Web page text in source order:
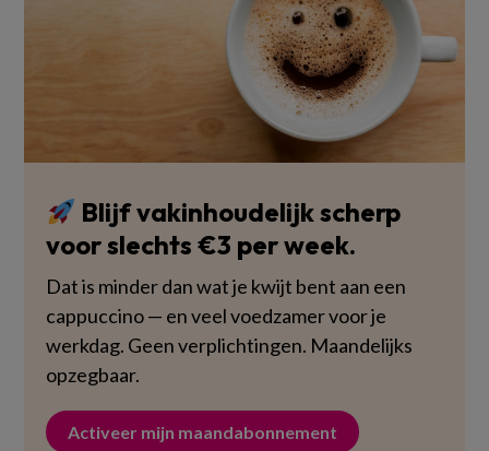
Blijf vakinhoudelijk scherp
voor slechts €3 per week.
Dat is minder dan wat je kwijt bent aan een
cappuccino — en veel voedzamer voor je
werkdag. Geen verplichtingen. Maandelijks
opzegbaar.
Activeer mijn maandabonnement